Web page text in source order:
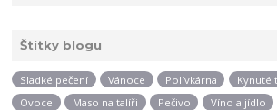
Štítky blogu
Sladké pečení Vánoce Polívkárna Kynuté
Ovoce
Maso na talíři Pečivo Víno a jídlo